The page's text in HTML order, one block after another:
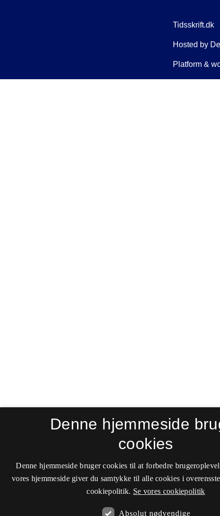
Denne hjemmeside
cookies
Denne hjemmeside bruger cookies til at forbedre
vores hjemmeside giver du samtykke til alle cookies i
cookiepolitik. Se vores cookiepolitik
Absolut nødvendige